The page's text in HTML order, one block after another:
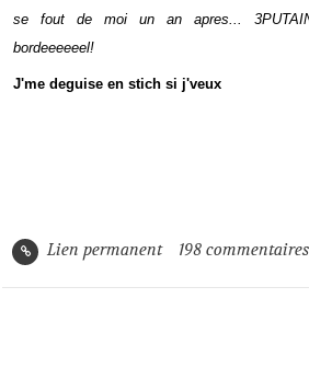
se fout de moi un an apres...
bordeeeeeel!
J'me deguise en stich si j'veux
Lien permanent 198 commentaires